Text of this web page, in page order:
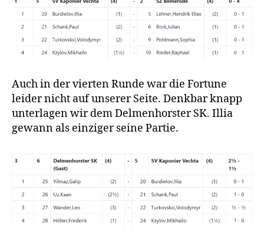
Auch in der vierten Runde war die Fortune
leider nicht auf unserer Seite. Denkbar knapp
unterlagen wir dem Delmenhorster SK. Illia
gewann als einziger seine Partie.